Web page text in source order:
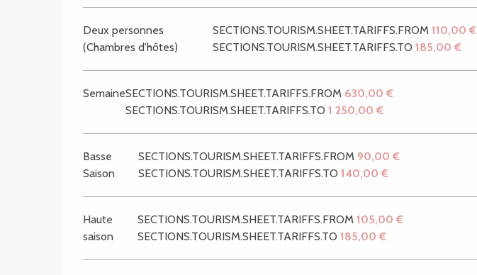
Deux personnes
(Chambres d'hôtes)
SECTIONS.TOURISM.SHEET.TARIFFS.FROM 110,00 €
SECTIONS.TOURISM.SHEET.TARIFFS.TO 185,00 €
SemaineSECTIONS.TOURISM.SHEET.TARIFFS.FROM 630,00 €
SECTIONS.TOURISM.SHEET.TARIFFS.TO1 250,00 €
Basse
Saison
SECTIONS.TOURISM.SHEET.TARIFFS.FROM 90,00 €
SECTIONS.TOURISM.SHEET.TARIFFS.TO140,00 €
Haute
saison
SECTIONS.TOURISM.SHEET.TARIFFS.FROM105,00 €
SECTIONS.TOURISM.SHEET.TARIFFS.TO185,00 €